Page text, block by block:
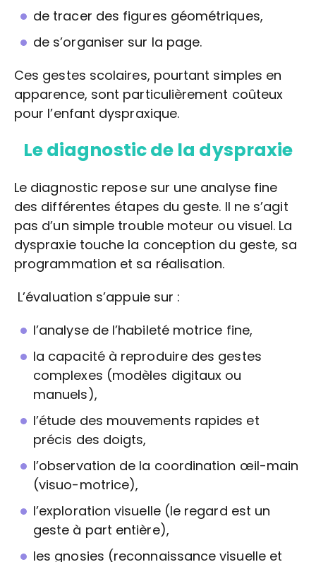
de tracer des figures géométriques,
de s’organiser sur la page.
Ces gestes scolaires, pourtant simples en
apparence, sont particulièrement coûteux
pour l’enfant dyspraxique.
Le diagnostic de la dyspraxie
Le diagnostic repose sur une analyse fine
des différentes étapes du geste. Il ne s’agit
pas d’un simple trouble moteur ou visuel. La
dyspraxie touche la conception du geste, sa
programmation et sa réalisation.
L’évaluation s’appuie sur :
l’analyse de l’habileté motrice fine,
la capacité à reproduire des gestes
complexes (modèles digitaux ou
manuels),
l’étude des mouvements rapides et
précis des doigts,
l’observation de la coordination œil-main
(visuo-motrice),
l’exploration visuelle (le regard est un
geste à part entière),
les gnosies (reconnaissance visuelle et